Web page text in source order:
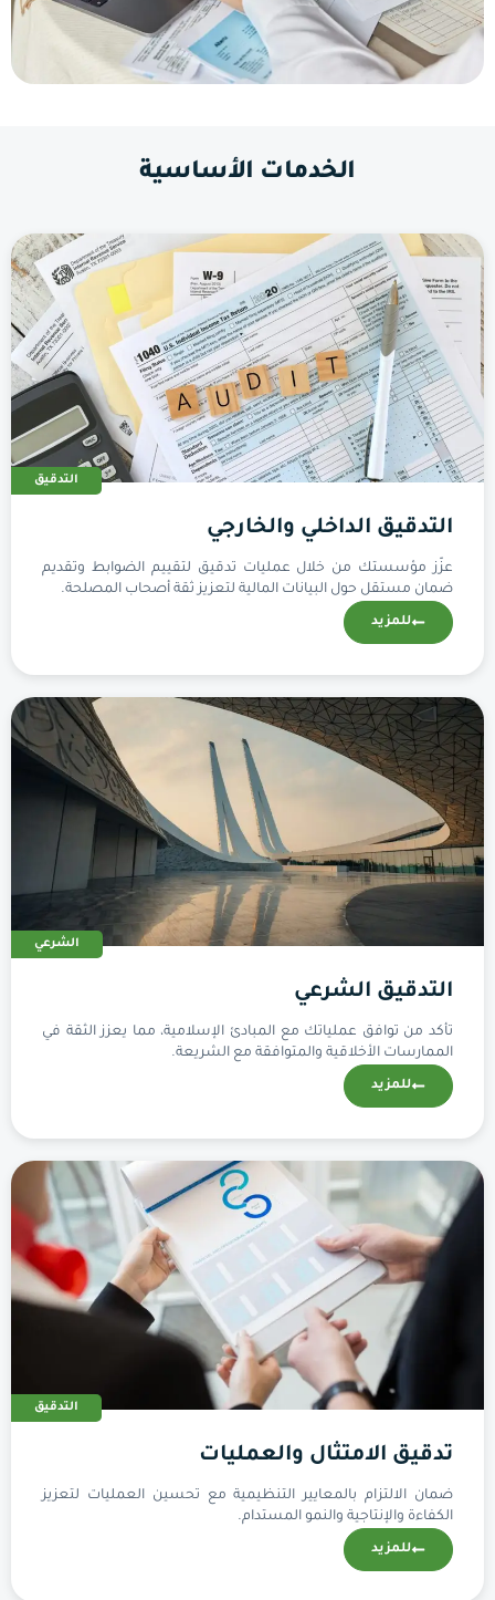
الخدمات الأساسية
التدقيق
التدقيق الداخلي والخارجي
عزّز مؤسستك من خلال عمليات تدقيق لتقييم الضوابط وتقديم
ضمان مستقل حول البيانات المالية لتعزيز ثقة أصحاب المصلحة.
للمزيد
الشرعي
التدقيق الشرعي
تأكد من توافق عملياتك مع المبادئ الإسلامية، مما يعزز الثقة في
الممارسات الأخلاقية والمتوافقة مع الشريعة.
للمزيد
التدقيق
تدقيق الامتثال والعمليات
ضمان الالتزام بالمعايير التنظيمية مع تحسين العمليات لتعزيز
الكفاءة والإنتاجية والنمو المستدام.
للمزيد